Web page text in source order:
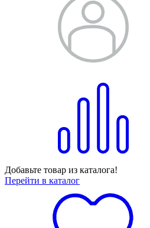
Добавьте товар из каталога!
Перейти в каталог